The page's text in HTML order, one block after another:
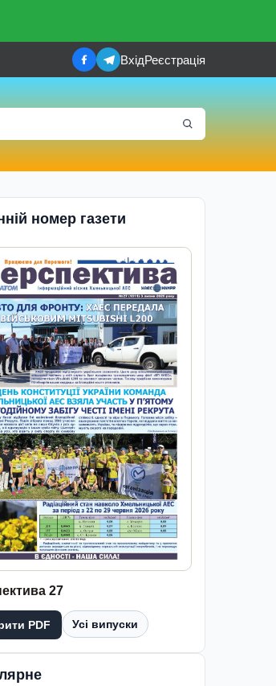
ВхідРеєстрація
номер газети
27
PDF Усі випуски